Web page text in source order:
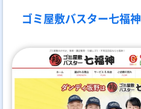
ゴミ屋敷バスター七福神